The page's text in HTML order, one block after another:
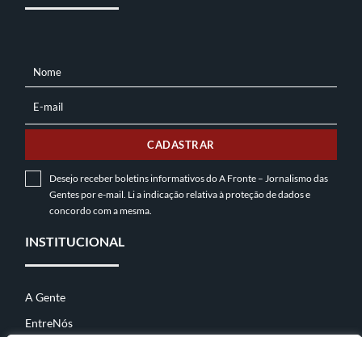
NOME
Nome
MAIL
E-mail
CADASTRAR
Desejo receber boletins informativos do A Fronte – Jornalismo das
Gentes por e-mail. Li a indicação relativa àproteção de dadose
concordo com a mesma.
INSTITUCIONAL
A Gente
EntreNós